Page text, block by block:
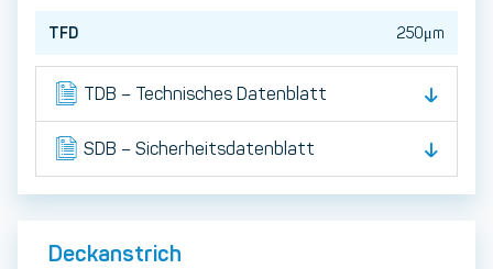
TFD 250μm
TDB – Technisches Datenblatt
SDB – Sicherheitsdatenblatt
Deckanstrich